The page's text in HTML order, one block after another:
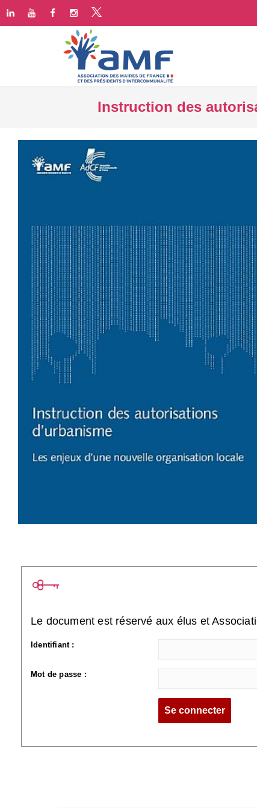
Instruction des
Le document est réservé aux élus et
Identifiant :
Mot de passe :